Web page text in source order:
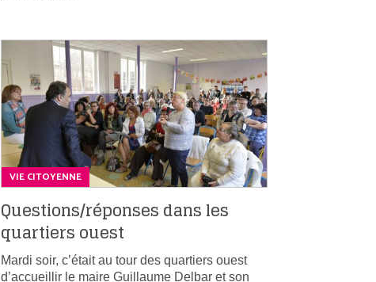
VIE CITOYENNE
Questions/réponses dans les
quartiers ouest
Mardi soir, c’était au tour des quartiers ouest
d’accueillir le maire Guillaume Delbar et son